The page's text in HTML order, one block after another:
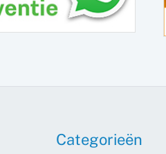
Categorieën